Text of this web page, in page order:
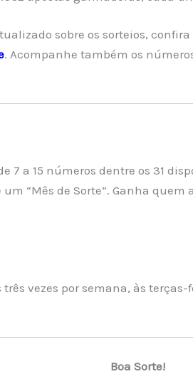
sobre os sorteios,
. Acompanhe também os
7 a 15 números dentre os 31
“Mês de Sorte”. Ganha quem
três vezes por semana, às
Boa Sorte!